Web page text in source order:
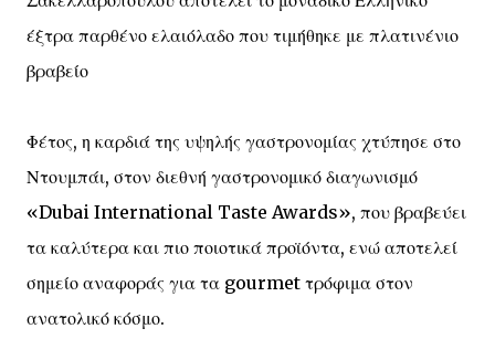
έξτρα παρθένο ελαιόλαδο που τιμήθηκε με πλατινένιο
βραβείο
Φέτος, η καρδιά της υψηλής γαστρονομίας χτύπησε στο
Ντουμπάι, στον διεθνή γαστρονομικό διαγωνισμό
«Dubai International Taste Awards», που βραβεύει
τα καλύτερα και πιο ποιοτικά προϊόντα, ενώ αποτελεί
σημείο αναφοράς για τα gourmet τρόφιμα στον
ανατολικό κόσμο.